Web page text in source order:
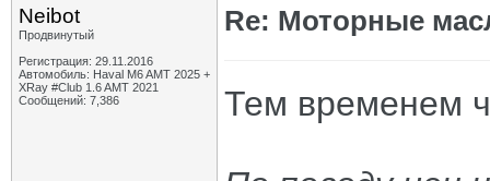
Neibot
Продвинутый
Регистрация: 29.11.2016
Автомобиль: Haval M6 AMT 2025 +
XRay #Club 1.6 AMT 2021
Сообщений: 7,386
Re: Моторные
Тем временем